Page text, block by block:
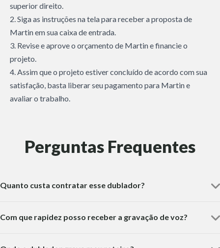
superior direito.
2. Siga as instruções na tela para receber a proposta de
Martin em sua caixa de entrada.
3. Revise e aprove o orçamento de Martin e financie o
projeto.
4. Assim que o projeto estiver concluído de acordo com sua
satisfação, basta liberar seu pagamento para Martin e
avaliar o trabalho.
Perguntas Frequentes
Quanto custa contratar esse dublador?
Com que rapidez posso receber a gravação de voz?